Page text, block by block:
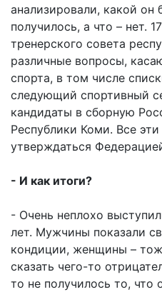
анализировали, какой он
получилось, а что – нет.
тренерского совета
различные вопросы,
спорта, в том числе
следующий спортивный
кандидаты в сборную
Республики Коми. Все эти
утверждаться
- И как итоги?
- Очень неплохо
лет. Мужчины показали
кондиции, женщины –
сказать чего-то
то не получилось то, что